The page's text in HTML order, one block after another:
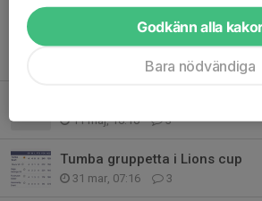
11 maj, 16:10 3
Tumba gruppetta i Lions cup
31 mar, 07:16 3
Godkänn alla
Bara nödvändiga